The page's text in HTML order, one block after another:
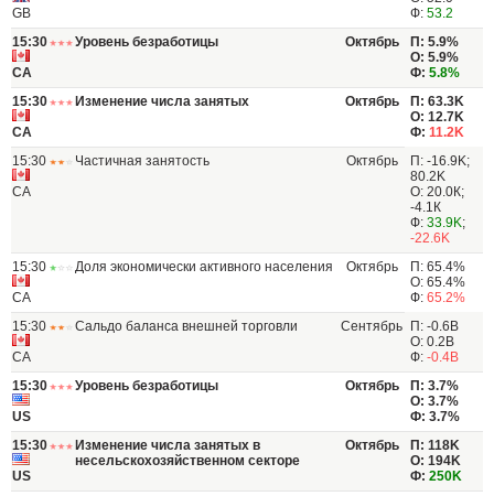
GB
Ф: 53.2
15:30
CA
Уровень безработицы Октябрь
П: 5.9%
О: 5.9%
Ф: 5.8%
15:30
CA
Изменение числа занятых Октябрь
П: 63.3K
О: 12.7K
Ф: 11.2K
15:30
CA
Частичная занятость Октябрь
П: -16.9K;
80.2K
О: 20.0К;
-4.1К
Ф: 33.9K;
-22.6K
15:30
CA
Доля экономически активного населения Октябрь
П: 65.4%
О: 65.4%
Ф: 65.2%
15:30
CA
Сальдо баланса внешней торговли Сентябрь
П: -0.6B
О: 0.2B
Ф: -0.4B
15:30
US
Уровень безработицы Октябрь
П: 3.7%
О: 3.7%
Ф: 3.7%
15:30
US
Изменение числа занятых в
несельскохозяйственном секторе
Октябрь
П: 118K
О: 194K
Ф: 250K